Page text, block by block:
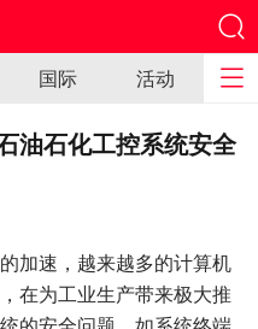
国际 活动
油石化工控系统安全
加速，越来越多的计算机
在为工业生产带来极大推